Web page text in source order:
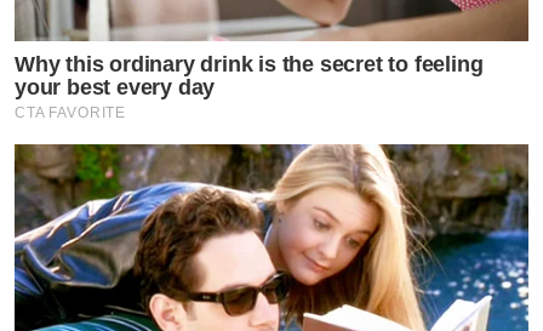
Why this ordinary drink is the secret to feeling
your best every day
CTA FAVORITE